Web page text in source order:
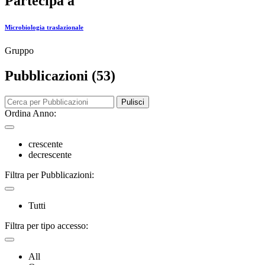
Microbiologia traslazionale
Gruppo
Pubblicazioni (53)
Pulisci
Ordina Anno:
crescente
decrescente
Filtra per Pubblicazioni:
Tutti
Filtra per tipo accesso:
All